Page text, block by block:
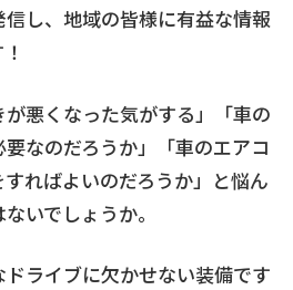
し、地域の皆様に有益な情報
が悪くなった気がする」「車の
なのだろうか」「車のエアコ
ればよいのだろうか」と悩ん
いでしょうか。
ライブに欠かせない装備です